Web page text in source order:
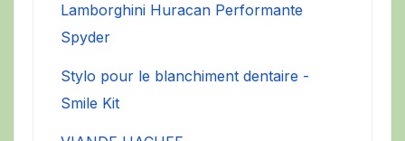
Lamborghini Huracan Performante
Spyder
Stylo pour le blanchiment dentaire -
Smile Kit